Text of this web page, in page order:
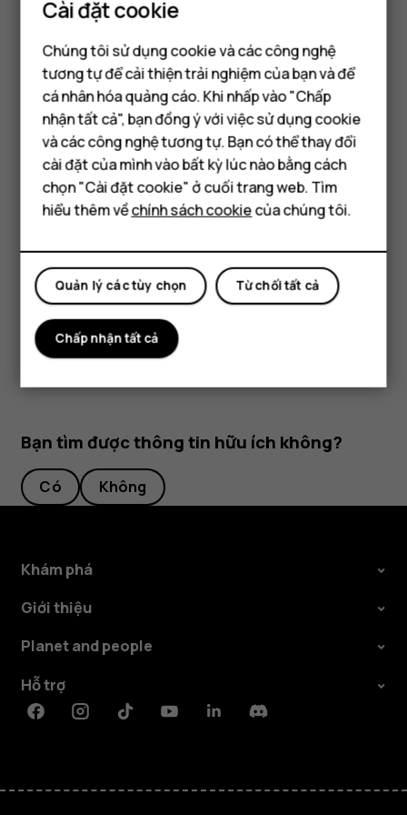
Điện thoại thông minh
Điện thoại phổ thông
Máy tính bảng
Đọc và trả lời thư
Chạm vàoGmail.
Chạm vào thư bạn muốn đọc.
Để trả lời thư, hãy chạm vàoreplyhoặc chạm vàomore_vert
Trả lời tất cả .
Xóa thư
Chạm vàoGmail.
Để xóa nhiều thư, hãy chạm vào vòng tròn có tên viết
tắt của những người nhận để chọn các thư và chạm
delete
Bạn tìm được thông tin hữu ích không?
Có Không
Khám phá
Giới thiệu
Planet and people
Hỗ trợ
FacebookInstagramTiktokYoutubeLinkedinDiscord
Cài đặt cookie
Chúng tôi sử dụng cookie và các công nghệ
tương tự để cải thiện trải nghiệm của bạn và để
cá nhân hóa quảng cáo. Khi nhấp vào "Chấp
nhận tất cả", bạn đồng ý với việc sử dụng cookie
và các công nghệ tương tự. Bạn có thể thay đổi
cài đặt của mình vào bất kỳ lúc nào bằng cách
chọn "Cài đặt cookie" ở cuối trang web. Tìm
hiểu thêm vềchính sách cookiecủa chúng tôi.
Từ chối tất cả
Quản lý các tùy chọn
Chấp nhận tất cả